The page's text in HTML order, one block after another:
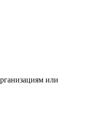
или